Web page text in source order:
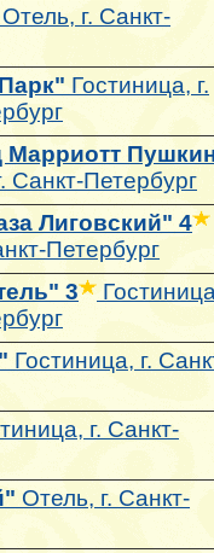
Отель, г. Санкт-
Гостиница, г.
Марриотт
Санкт-Петербург
Лиговский" 4
Петербург
3
Гостиница, г.
г. Санкт-
Отель, г. Санкт-